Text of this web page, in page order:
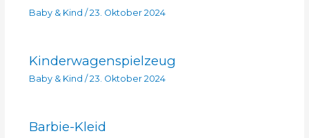
Baby & Kind / 23. Oktober 2024
Kinderwagenspielzeug
Baby & Kind / 23. Oktober 2024
Barbie-Kleid